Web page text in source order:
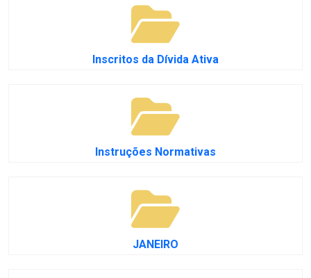
Inscritos da Dívida Ativa
Instruções Normativas
JANEIRO